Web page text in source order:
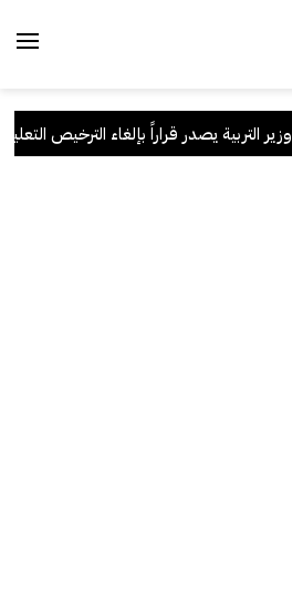
وزير التربية يصدر قراراً بإلغاء الترخيص